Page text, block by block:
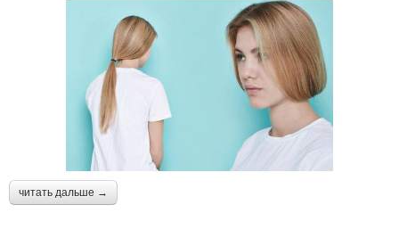
читать дальше →